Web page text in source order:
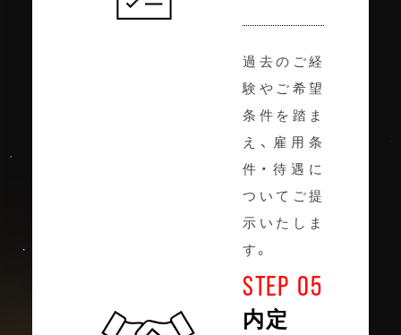
過去のご経
験やご希望
条件を踏ま
え、雇用条
件・待遇に
ついてご提
示いたしま
す。
STEP 05
内定